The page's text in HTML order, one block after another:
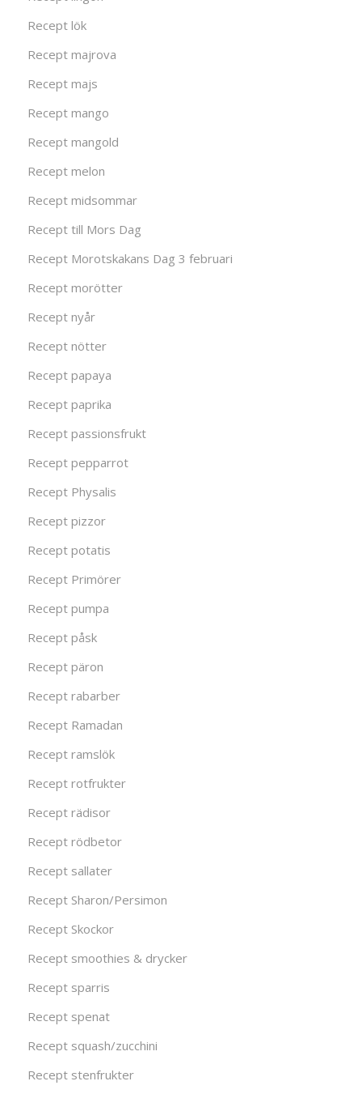
Recept lök
Recept majrova
Recept majs
Recept mango
Recept mangold
Recept melon
Recept midsommar
Recept till Mors Dag
Recept Morotskakans Dag 3 februari
Recept morötter
Recept nyår
Recept nötter
Recept papaya
Recept paprika
Recept passionsfrukt
Recept pepparrot
Recept Physalis
Recept pizzor
Recept potatis
Recept Primörer
Recept pumpa
Recept påsk
Recept päron
Recept rabarber
Recept Ramadan
Recept ramslök
Recept rotfrukter
Recept rädisor
Recept rödbetor
Recept sallater
Recept Sharon/Persimon
Recept Skockor
Recept smoothies & drycker
Recept sparris
Recept spenat
Recept squash/zucchini
Recept stenfrukter